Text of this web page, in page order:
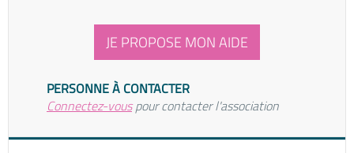
JE PROPOSE MON AIDE
PERSONNE À CONTACTER
Connectez-vouspour contacter l'association